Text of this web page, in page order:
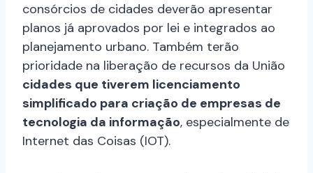
consórcios de cidades deverão apresentar
planos já aprovados por lei e integrados ao
planejamento urbano. Também terão
prioridade na liberação de recursos da União
cidades que tiverem licenciamento
simplificado para criação de empresas de
tecnologia da informação, especialmente de
Internet das Coisas (IOT).